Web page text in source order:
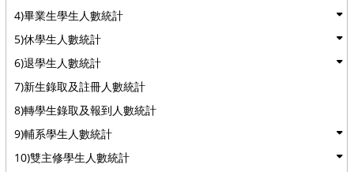
4)畢業生學生人數統計
5)休學生人數統計
6)退學生人數統計
7)新生錄取及註冊人數統計
8)轉學生錄取及報到人數統計
9)輔系學生人數統計
10)雙主修學生人數統計